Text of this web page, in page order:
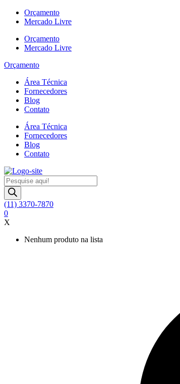
para
conteúdo
Orçamento
Mercado Livre
Orçamento
Mercado Livre
Orçamento
Área Técnica
Fornecedores
Blog
Contato
Área Técnica
Fornecedores
Blog
Contato
Pesquisar
produtos
(11) 3370-7870
0
X
Nenhum produto na lista